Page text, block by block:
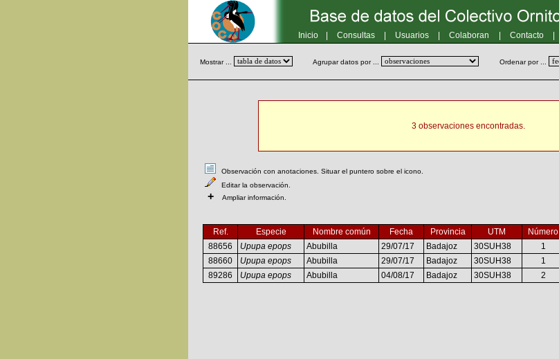
Inicio Consultas Usuarios Colaboran Contacto
Mostrar ... Agrupar datos por ... Ordenar por ...
3 observaciones encontradas.
Observación con anotaciones. Situar el puntero sobre el icono.
Editar la observación.
+ Ampliar información.
Ref. Especie Nombre común Fecha Provincia UTM Número
88656
Upupa epops Abubilla 29/07/17 Badajoz 30SUH38 1
88660
Upupa epops Abubilla 29/07/17 Badajoz 30SUH38 1
89286
Upupa epops Abubilla 04/08/17 Badajoz 30SUH38 2